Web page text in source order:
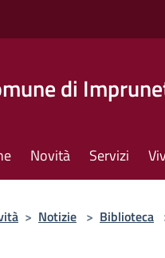
di
Novità Servizi
> Notizie > Biblioteca